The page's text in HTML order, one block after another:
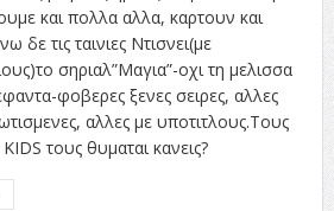
και πολλα αλλα, καρτουν και
δε τις ταινιες Ντισνει(με
σηριαλ”Μαγια”-οχι τη μελισσα
φοβερες ξενες σειρες, αλλες
αλλες με υποτιτλους.Τους
τους θυμαται κανεις?